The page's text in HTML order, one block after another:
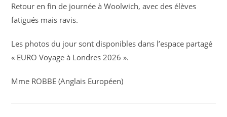
Retour en fin de journée à Woolwich, avec des élèves
fatigués mais ravis.
Les photos du jour sont disponibles dans l’espace partagé
« EURO Voyage à Londres 2026 ».
Mme ROBBE (Anglais Européen)